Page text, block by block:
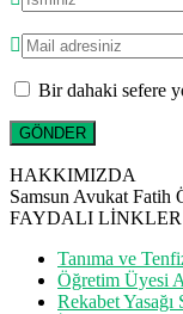
Bir dahaki sefere
HAKKIMIZDA
Samsun Avukat Fatih
FAYDALI LİNKLER
Tanıma ve
Öğretim Üyesi
Rekabet